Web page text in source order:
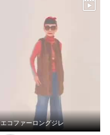
エコファーロングジレ